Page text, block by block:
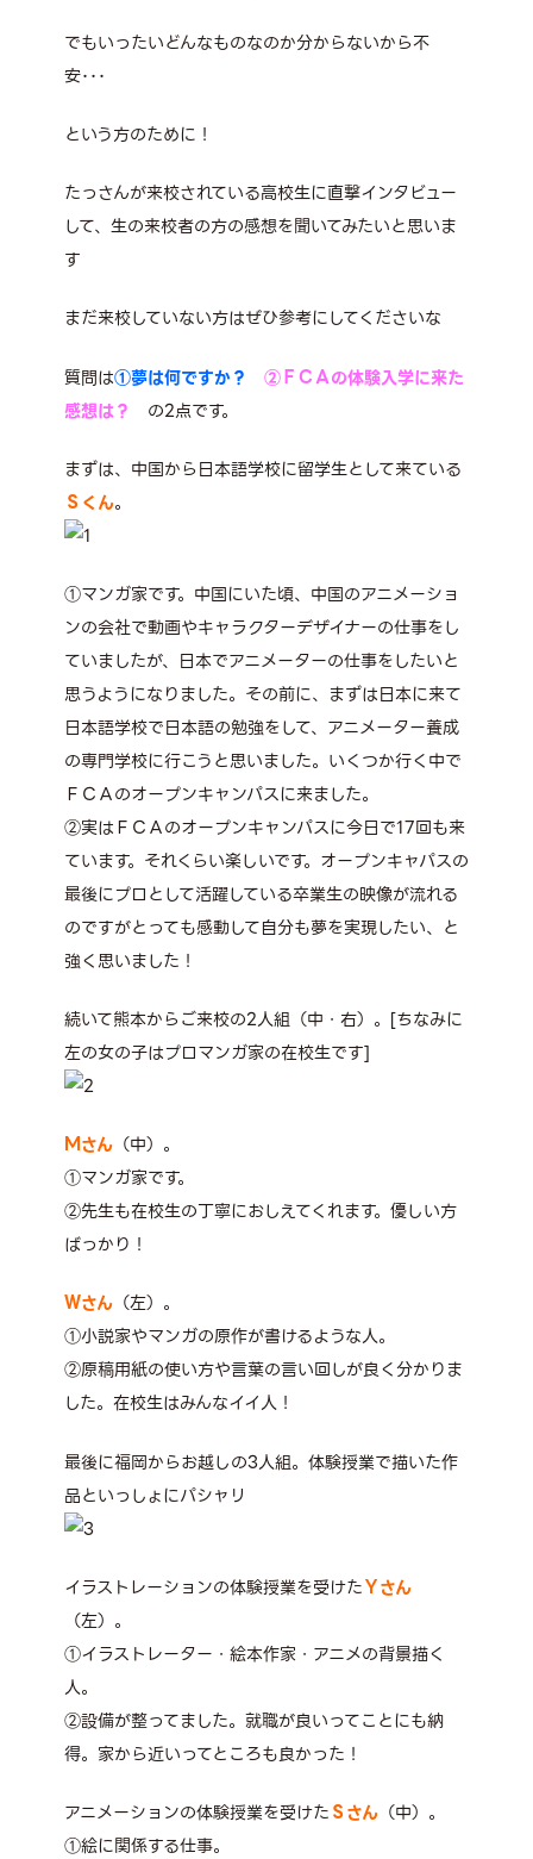
でもいったいどんなものなのか分からないから不
安･･･
という方のために！
たっさんが来校されている高校生に直撃インタビュー
して、生の来校者の方の感想を聞いてみたいと思いま
す
まだ来校していない方はぜひ参考にしてくださいな
質問は①夢は何ですか？
②ＦＣＡの体験入学に来た
感想は？
の2点です。
まずは、中国から日本語学校に留学生として来ている
Ｓくん。
①マンガ家です。中国にいた頃、中国のアニメーショ
ンの会社で動画やキャラクターデザイナーの仕事をし
ていましたが、日本でアニメーターの仕事をしたいと
思うようになりました。その前に、まずは日本に来て
日本語学校で日本語の勉強をして、アニメーター養成
の専門学校に行こうと思いました。いくつか行く中で
ＦＣＡのオープンキャンパスに来ました。
②実はＦＣＡのオープンキャンパスに今日で17回も来
ています。それくらい楽しいです。オープンキャパスの
最後にプロとして活躍している卒業生の映像が流れる
のですがとっても感動して自分も夢を実現したい、と
強く思いました！
続いて熊本からご来校の2人組（中・右）。[ちなみに
左の女の子はプロマンガ家の在校生です]
Ｍさん（中）。
①マンガ家です。
②先生も在校生の丁寧におしえてくれます。優しい方
ばっかり！
Ｗさん（左）。
①小説家やマンガの原作が書けるような人。
②原稿用紙の使い方や言葉の言い回しが良く分かりま
した。在校生はみんなイイ人！
最後に福岡からお越しの3人組。体験授業で描いた作
品といっしょにパシャリ
イラストレーションの体験授業を受けたＹさん
（左）。
①イラストレーター・絵本作家・アニメの背景描く
人。
②設備が整ってました。就職が良いってことにも納
得。家から近いってところも良かった！
アニメーションの体験授業を受けたＳさん（中）。
①絵に関係する仕事。